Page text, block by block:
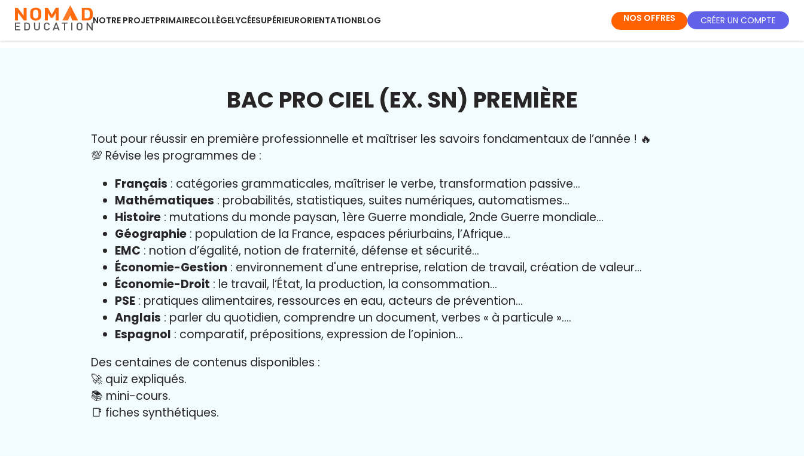
NOTRE PROJETPRIMAIRECOLLÈGELYCÉESUPÉRIEURORIENTATIONBLOG NOS OFFRES CRÉER UN COMPTE
BAC PRO CIEL (EX. SN) PREMIÈRE
Tout pour réussir en première professionnelle et maîtriser les savoirs fondamentaux de l’année ! 🔥
💯 Révise les programmes de :
Français : catégories grammaticales, maîtriser le verbe, transformation passive…
Mathématiques : probabilités, statistiques, suites numériques, automatismes…
Histoire : mutations du monde paysan, 1ère Guerre mondiale, 2nde Guerre mondiale…
Géographie : population de la France, espaces périurbains, l’Afrique…
EMC : notion d’égalité, notion de fraternité, défense et sécurité…
Économie-Gestion : environnement d'une entreprise, relation de travail, création de valeur…
Économie-Droit : le travail, l’État, la production, la consommation…
PSE : pratiques alimentaires, ressources en eau, acteurs de prévention…
Anglais : parler du quotidien, comprendre un document, verbes « à particule »….
Espagnol : comparatif, prépositions, expression de l’opinion…
Des centaines de contenus disponibles :
🚀 quiz expliqués.
📚 mini-cours.
📑 fiches synthétiques.